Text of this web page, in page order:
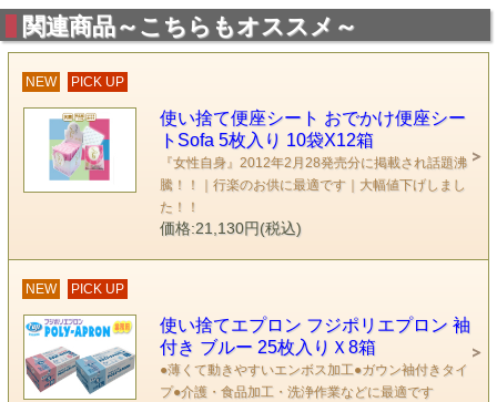
関連商品～こちらもオススメ～
NEW PICK UP
使い捨て便座シート おでかけ便座シー
トSofa 5枚入り 10袋X12箱
『女性自身』2012年2月28発売分に掲載され話題沸
騰！！｜行楽のお供に最適です｜大幅値下げしまし
た！！
価格:21,130円(税込)
NEW PICK UP
使い捨てエプロン フジポリエプロン 袖
付き ブルー 25枚入りＸ8箱
●薄くて動きやすいエンボス加工●ガウン袖付きタイ
プ●介護・食品加工・洗浄作業などに最適です